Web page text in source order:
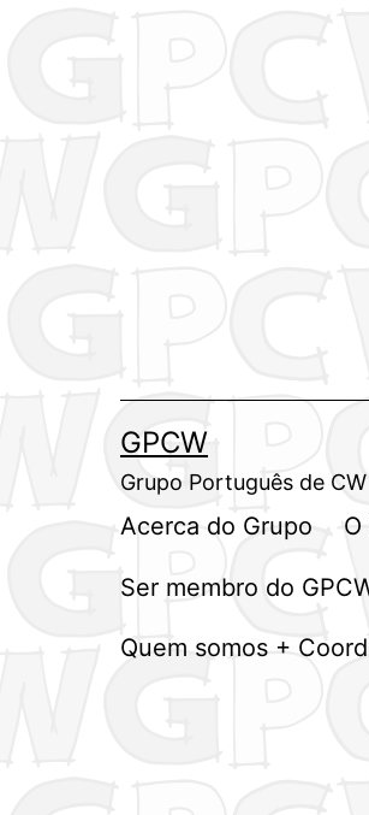
GPCW
Grupo Português de CW
Acerca do Grupo O
Ser membro do
Quem somos +